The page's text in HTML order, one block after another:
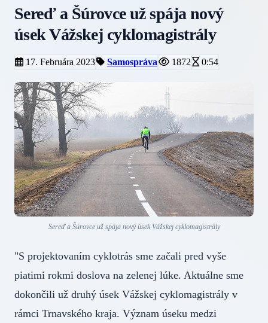
Sereď a Šúrovce už spája nový
úsek Vážskej cyklomagistrály
17. Februára 2023 Samospráva 1872 0:54
Sereď a Šúrovce už spája nový úsek Vážskej cyklomagistrály
"S projektovaním cyklotrás sme začali pred vyše
piatimi rokmi doslova na zelenej lúke. Aktuálne sme
dokončili už druhý úsek Vážskej cyklomagistrály v
rámci Trnavského kraja. Význam úseku medzi